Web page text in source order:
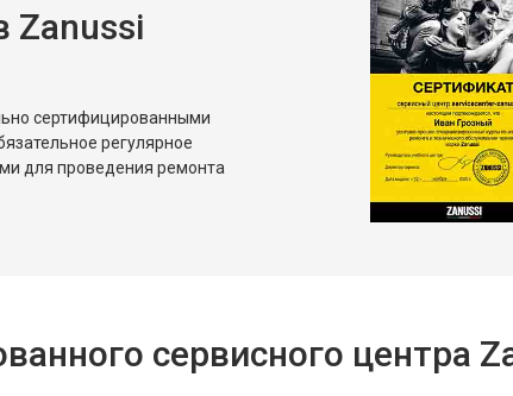
соли и выбору программ. Работает
сейчас заметно лучше, чем раньше.
Zanussi
сертифицированными
регулярное
для проведения ремонта
сервисного центра